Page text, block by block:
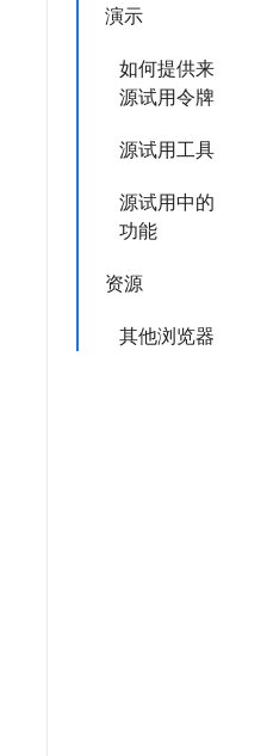
演示
如何提供来
源试用令牌
源试用工具
源试用中的
功能
资源
其他浏览器